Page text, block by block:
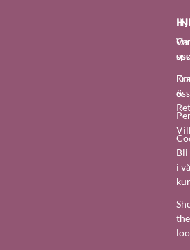
oss
&
Bli
i
the
oss